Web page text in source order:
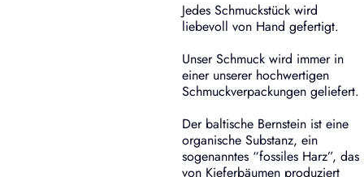
Jedes Schmuckstück wird
liebevoll von Hand gefertigt.
Unser Schmuck wird immer in
einer unserer hochwertigen
Schmuckverpackungen geliefert.
Der baltische Bernstein ist eine
organische Substanz, ein
sogenanntes “fossiles Harz”, das
von Kieferbäumen produziert